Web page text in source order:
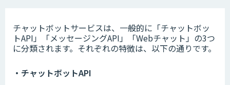
チャットボットサービスは、一般的に「チャットボッ
トAPI」「メッセージングAPI」「Webチャット」の3つ
に分類されます。それぞれの特徴は、以下の通りです。
・チャットボットAPI